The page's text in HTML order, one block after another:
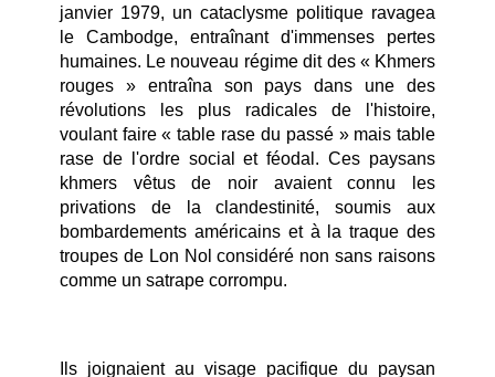
janvier 1979, un cataclysme politique ravagea
le Cambodge, entraînant d'immenses pertes
humaines. Le nouveau régime dit des « Khmers
rouges » entraîna son pays dans une des
révolutions les plus radicales de l'histoire,
voulant faire « table rase du passé » mais table
rase de l'ordre social et féodal. Ces paysans
khmers vêtus de noir avaient connu les
privations de la clandestinité, soumis aux
bombardements américains et à la traque des
troupes de Lon Nol considéré non sans raisons
comme un satrape corrompu.
Ils joignaient au visage pacifique du paysan